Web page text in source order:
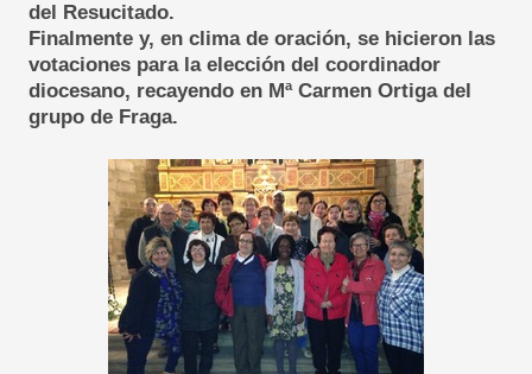
del Resucitado.
Finalmente y, en clima de oración, se hicieron las
votaciones para la elección del coordinador
diocesano, recayendo en Mª Carmen Ortiga del
grupo de Fraga.